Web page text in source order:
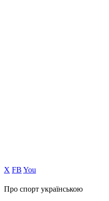
Х FB You
Про спорт українською